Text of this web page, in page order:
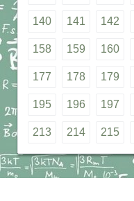
140 141 142
158 159 160
177 178 179
195 196 197
213 214 215